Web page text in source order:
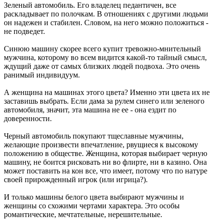
Зеленый автомобиль. Его владелец педантичен, все
раскладывает по полочкам. В отношениях с другими людьми
он надежен и стабилен. Словом, на него можно положиться -
не подведет.
Синюю машину скорее всего купит тревожно-мнительный
мужчина, которому во всем видится какой-то тайный смысл,
ждущий даже от самых близких людей подвоха. Это очень
ранимый индивидуум.
А женщина на машинах этого цвета? Именно эти цвета их не
заставишь выбрать. Если дама за рулем синего или зеленого
автомобиля, значит, эта машина не ее - она ездит по
доверенности.
Черный автомобиль покупают тщеславные мужчины,
желающие произвести впечатление, рвущиеся к высокому
положению в обществе. Женщина, которая выбирает черную
машину, не боится рисковать ни во флирте, ни в казино. Она
может поставить на кон все, что имеет, потому что по натуре
своей прирожденный игрок (или игрица?).
И только машины белого цвета выбирают мужчины и
женщины со схожими чертами характера. Это особы
романтические, мечтательные, нерешительные.